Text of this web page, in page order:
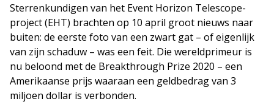
Sterrenkundigen van het Event Horizon Telescope-
project (EHT) brachten op 10 april groot nieuws naar
buiten: de eerste foto van een zwart gat – of eigenlijk
van zijn schaduw – was een feit. Die wereldprimeur is
nu beloond met de Breakthrough Prize 2020 – een
Amerikaanse prijs waaraan een geldbedrag van 3
miljoen dollar is verbonden.